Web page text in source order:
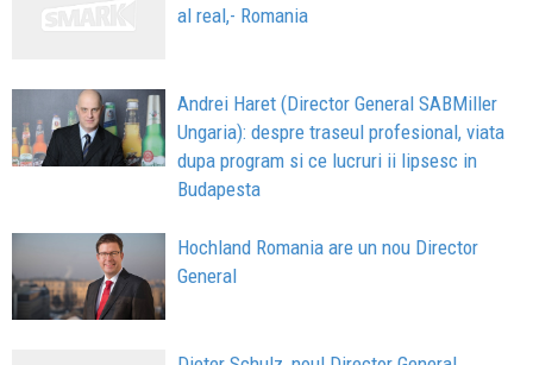
al real,- Romania
Andrei Haret (Director General SABMiller
Ungaria): despre traseul profesional, viata
dupa program si ce lucruri ii lipsesc in
Budapesta
Hochland Romania are un nou Director
General